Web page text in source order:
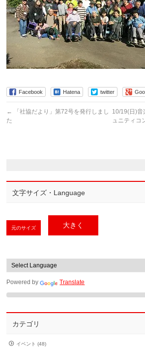
Facebook Hatena twitter
←
「社協だより」第72号を発行しまし
た
10/19(日)音
ュニティコ
文字サイズ・Language
元のサイズ 大きく
Powered by Translate
カテゴリ
イベント (48)